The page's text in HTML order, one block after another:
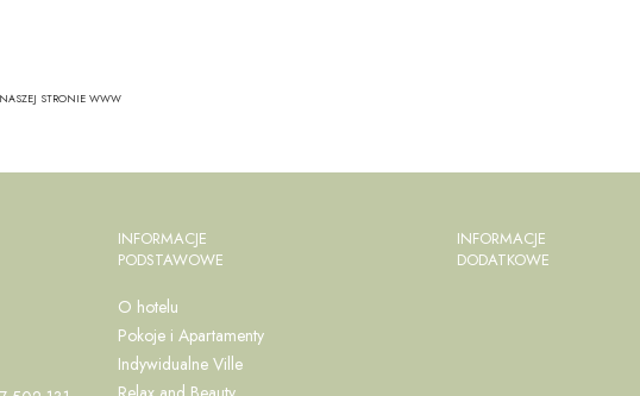
STRONIE WWW
INFORMACJE
PODSTAWOWE
O hotelu
Pokoje i Apartamenty
Indywidualne Ville
INFORMACJE
DODATKOWE